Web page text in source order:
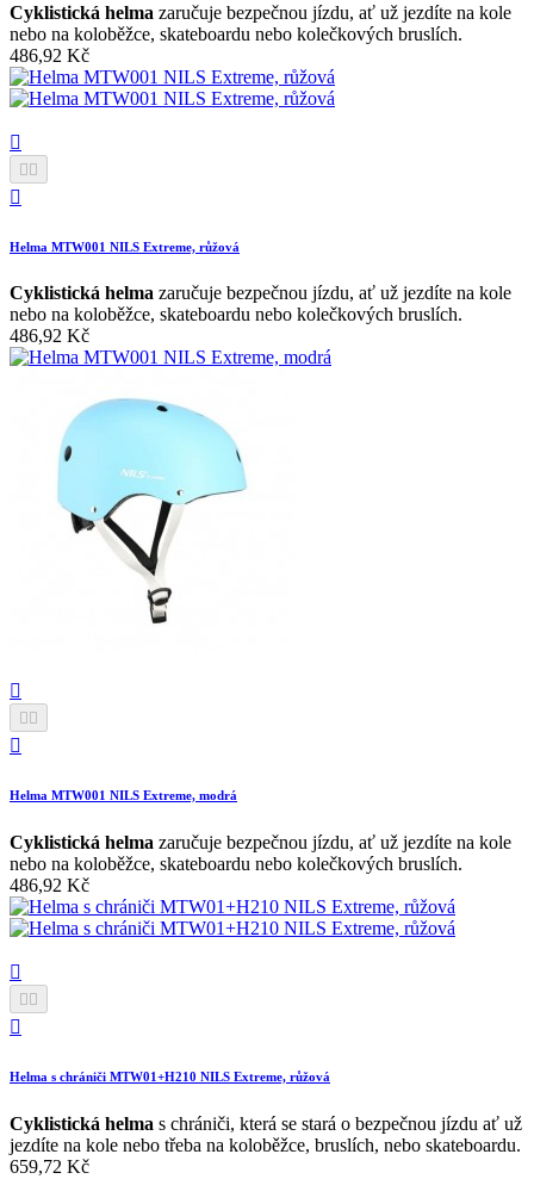
Cyklistická helma zaručuje bezpečnou jízdu, ať už jezdíte na kole
nebo na koloběžce, skateboardu nebo kolečkových bruslích.
486,92 Kč



Helma MTW001 NILS Extreme, růžová
Cyklistická helma zaručuje bezpečnou jízdu, ať už jezdíte na kole
nebo na koloběžce, skateboardu nebo kolečkových bruslích.
486,92 Kč

 

Helma MTW001 NILS Extreme, modrá
Cyklistická helma zaručuje bezpečnou jízdu, ať už jezdíte na kole
nebo na koloběžce, skateboardu nebo kolečkových bruslích.
486,92 Kč

 

Helma s chrániči MTW01+H210 NILS Extreme, růžová
Cyklistická helma s chrániči, která se stará o bezpečnou jízdu ať už
jezdíte na kole nebo třeba na koloběžce, bruslích, nebo skateboardu.
659,72 Kč